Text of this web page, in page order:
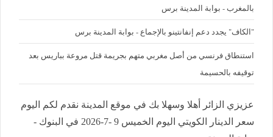
بالمغرب - بوابة المدينة برس
"الكاف" يجدد دعم إنفانتينو بالإجماع - بوابة المدينة برس
استنطاق فرنسي من أصل مغربي متهم بجريمة قتل مروعة بباريس بعد
توقيفه بالحسيمة
عزيزي الزائر أهلا وسهلا بك في موقع المدينة نقدم لكم اليوم
سعر الدينار الكويتي اليوم الخميس 9 -7-2026 في البنوك -